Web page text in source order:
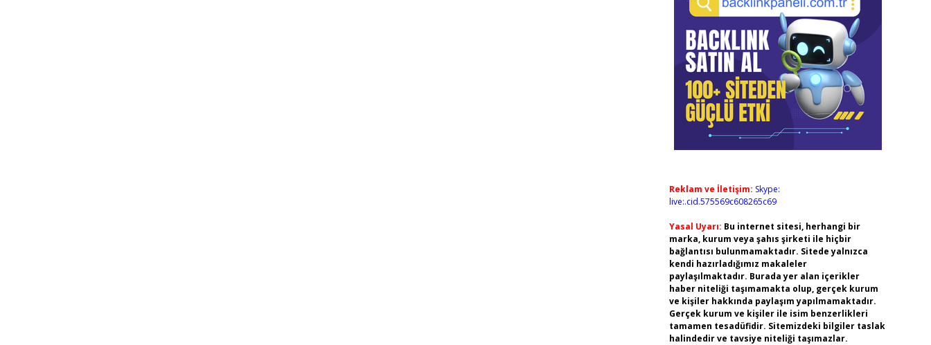
Reklam ve İletişim: Skype:
live:.cid.575569c608265c69
Yasal Uyarı: Bu internet sitesi, herhangi bir
marka, kurum veya şahıs şirketi ile hiçbir
bağlantısı bulunmamaktadır. Sitede yalnızca
kendi hazırladığımız makaleler
paylaşılmaktadır. Burada yer alan içerikler
haber niteliği taşımamakta olup, gerçek kurum
ve kişiler hakkında paylaşım yapılmamaktadır.
Gerçek kurum ve kişiler ile isim benzerlikleri
tamamen tesadüfidir. Sitemizdeki bilgiler taslak
halindedir ve tavsiye niteliği taşımazlar.